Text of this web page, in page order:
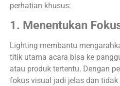
perhatian khusus:
1. Menentukan
Lighting membantu
titik utama acara bisa ke
atau produk tertentu. Dengan
fokus visual jadi jelas dan